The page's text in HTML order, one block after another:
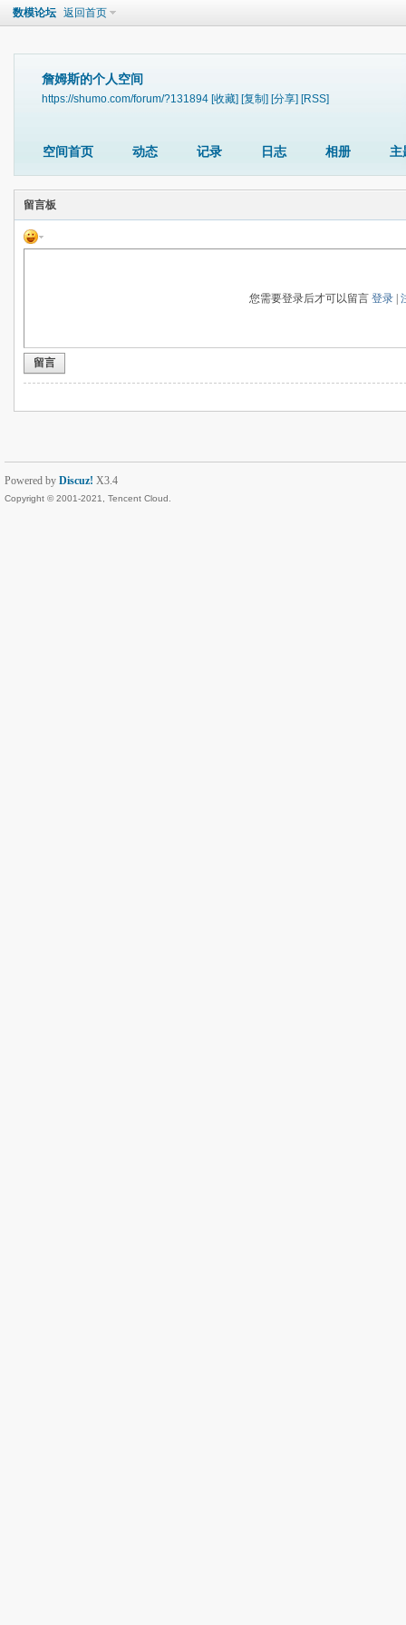
数模论坛 返回首页
詹姆斯的个人空间
https://shumo.com/forum/?131894 [收藏] [复制] [分享] [RSS]
空间首页 动态 记录 日志 相册 主
留言板
您需要登录后才可以留言登录 |
留言
Powered by Discuz! X3.4
Copyright © 2001-2021, Tencent Cloud.